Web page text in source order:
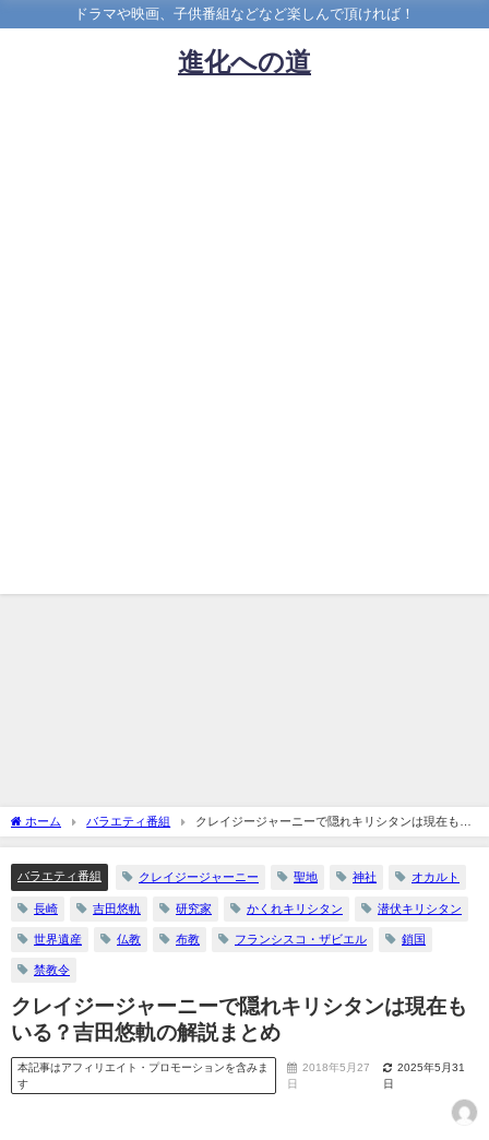
ドラマや映画、子供番組などなど楽しんで頂ければ！
進化への道
ホーム バラエティ番組
クレイジージャーニーで隠れキリシタンは現在もい
る？吉田悠軌の解説まとめ
バラエティ番組 クレイジージャーニー 聖地 神社 オカルト
長崎 吉田悠軌 研究家 かくれキリシタン 潜伏キリシタン
世界遺産 仏教 布教 フランシスコ・ザビエル 鎖国
禁教令
クレイジージャーニーで隠れキリシタンは現在も
いる？吉田悠軌の解説まとめ
本記事はアフィリエイト・プロモーションを含みま
す
2018年5月27
日
2025年5月31
日